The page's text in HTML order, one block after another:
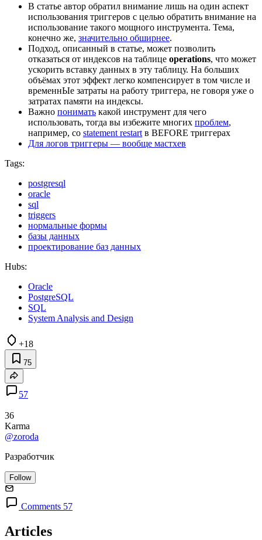
В статье автор обратил внимание лишь на один аспект
использования триггеров с целью обратить внимание на
использование такого мощного инструмента. Тема,
конечно же, значительно обширнее.
Подход, описанный в статье, может позволить
отказаться от индексов на таблице operations, что может
ускорить вставку данных в эту таблицу. На больших
объёмах этот эффект легко компенсирует в том числе и
временнЫе затраты на работу триггера, не говоря уже о
затратах памяти на индексы.
Важно понимать какой инструмент для чего
использовать, тогда вы избежите многих проблем,
например, со statement restart в BEFORE триггерах
Для логов триггеры — вообще мастхев
Tags:
postgresql
oracle
sql
triggers
нормальные формы
базы данных
проектирование баз данных
Hubs:
Oracle
PostgreSQL
SQL
System Analysis and Design
+18
75
57
36
Karma
@zoroda
Разработчик
Follow
Comments 57
Articles